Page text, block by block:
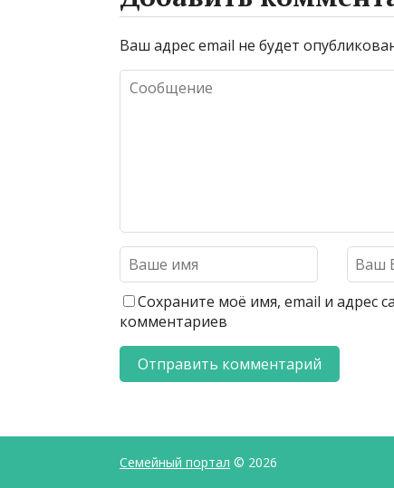
Ваш адрес email не будет
Сохраните моё имя, email и адрес
комментариев
Семейный портал © 2026